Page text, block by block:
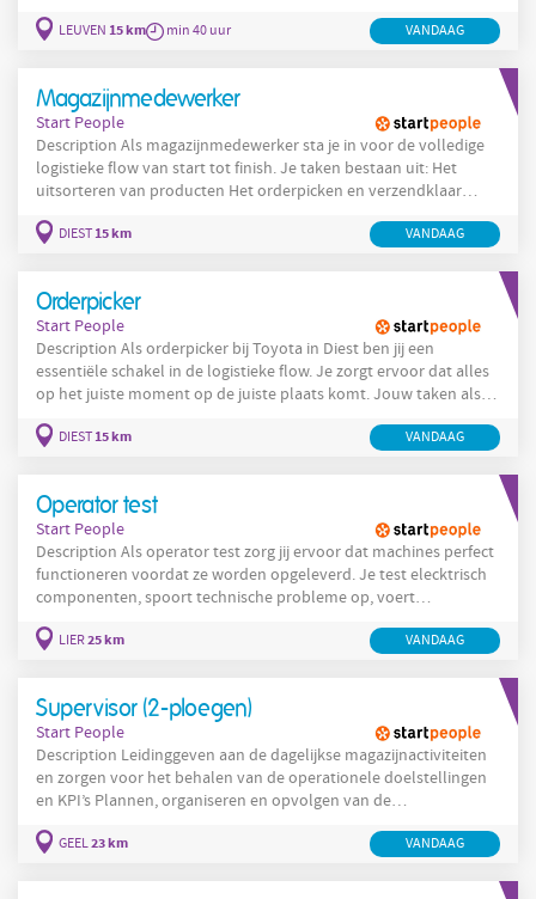
terechtkomen, maar wil je wel werkervaring opdoen en een
LEUVEN 15 km min 40 uur VANDAAG
Magazijnmedewerker
Start People
Description Als magazijnmedewerker sta je in voor de volledige
logistieke flow van start tot finish. Je taken bestaan uit: Het
uitsorteren van producten Het orderpicken en verzendklaar
als magazijnmedewerker op één bepaalde afdeling en leert het
DIEST15 km VANDAAG
Orderpicker
Start People
Description Als orderpicker bij Toyota in Diest ben jij een
essentiële schakel in de logistieke flow. Je zorgt ervoor dat alles
op het juiste moment op de juiste plaats komt. Jouw taken als
bestellingen verzendklaar maken Goederen intern transporteren
DIEST15 km VANDAAG
Operator test
Start People
Description Als operator test zorg jij ervoor dat machines perfect
functioneren voordat ze worden opgeleverd. Je test elecktrisch
componenten, spoort technische probleme op, voert
Wat ga je doen Testen van elektrische systemen en
LIER25 km VANDAAG
Supervisor (2-ploegen)
Start People
Description Leidinggeven aan de dagelijkse magazijnactiviteiten
en zorgen voor het behalen van de operationele doelstellingen
en KPI’s Plannen, organiseren en opvolgen van de
van alle logistieke processen te garanderen Afstemmen en
GEEL23 km VANDAAG